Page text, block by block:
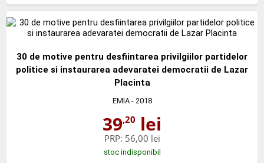
30 de motive pentru desfiintarea privilgiilor partidelor
politice si instaurarea adevaratei democratii de Lazar
Placinta
EMIA- 2018
39,20 lei
PRP: 56,00 lei
stoc indisponibil